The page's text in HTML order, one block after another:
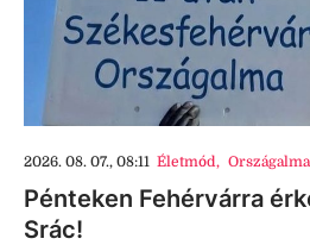
2026. 08. 07., 08:11 Életmód, Országalma
Pénteken Fehérvárra
Srác!